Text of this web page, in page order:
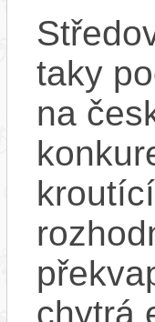
taky
na
chytrá